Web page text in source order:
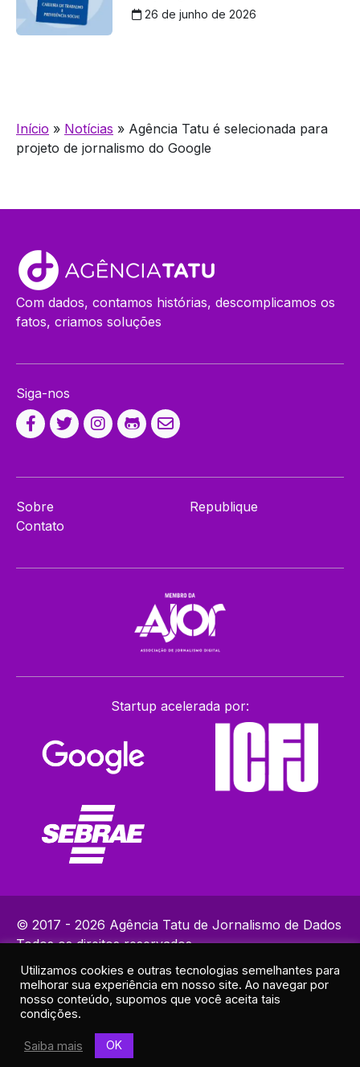
26 de junho de 2026
Início » Notícias » Agência Tatu é selecionada para
projeto de jornalismo do Google
Com dados, contamos histórias, descomplicamos os
fatos, criamos soluções
Siga-nos
Sobre
Contato
Republique
Startup acelerada por:
© 2017 - 2026 Agência Tatu de Jornalismo de Dados
Todos os direitos reservados.
Política de Privacidade
Contatos: (82) 99383-9153 | ola@agenciatatu.com.br |
Responsável técnico: Lucas Maia
Endereço: R. Elias Ramos de Araújo, 30A - Sala 2 - Cruz das
Almas, Maceió - AL
Utilizamos cookies e outras tecnologias semelhantes para
melhorar sua experiência em nosso site. Ao navegar por
nosso conteúdo, supomos que você aceita tais
condições.
Saiba mais OK